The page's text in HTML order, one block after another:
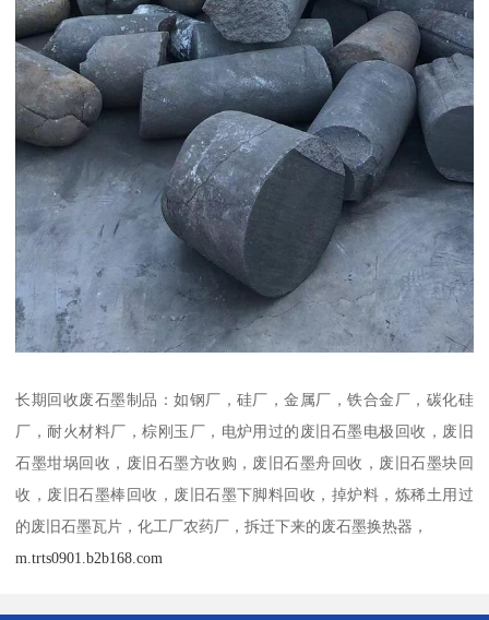
长期回收废石墨制品：如钢厂，硅厂，金属厂，铁合金厂，碳化硅
厂，耐火材料厂，棕刚玉厂，电炉用过的废旧石墨电极回收，废旧
石墨坩埚回收，废旧石墨方收购，废旧石墨舟回收，废旧石墨块回
收，废旧石墨棒回收，废旧石墨下脚料回收，掉炉料，炼稀土用过
的废旧石墨瓦片，化工厂农药厂，拆迁下来的废石墨换热器，
m.trts0901.b2b168.com